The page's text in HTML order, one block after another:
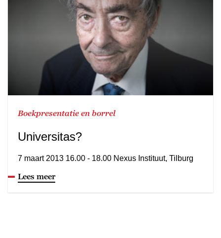
Boekpresentatie en borrel
Universitas?
7 maart 2013 16.00 - 18.00 Nexus Instituut, Tilburg
Lees meer